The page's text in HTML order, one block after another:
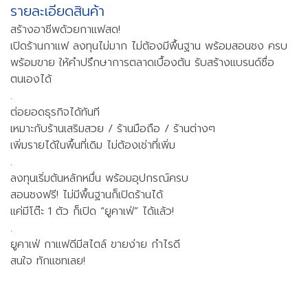
รายละเอียดสินค้า
สร้างอาชีพด้วยกาแฟสด!
เปิดร้านกาแฟ ลงทุนไม่มาก ไม่ต้องมีพื้นฐาน พร้อมสอนชง ครบ
พร้อมขาย ให้คำปรึกษาการตลาดเบื้องต้น รับสร้างแบรนด์ชื่อ
ตนเองได้
.
ต่อยอดธุรกิจได้ทันที
เหมาะกับร้านเสริมสวย / ร้านมือถือ / ร้านต่างๆ
เพิ่มรายได้ในพื้นที่เดิม ไม่ต้องเช่าที่เพิ่ม
.
ลงทุนเริ่มต้นหลักหมื่น พร้อมอุปกรณ์ครบ
สอนชงฟรี! ไม่มีพื้นฐานก็เปิดร้านได้
แค่มีโต๊ะ 1 ตัว ก็เปิด “ยูคาเฟ่” ได้แล้ว!
.
ยูคาเฟ่ กาแฟดีมีสไตล์ ขายง่าย กำไรดี
สนใจ ทักแชทเลย!